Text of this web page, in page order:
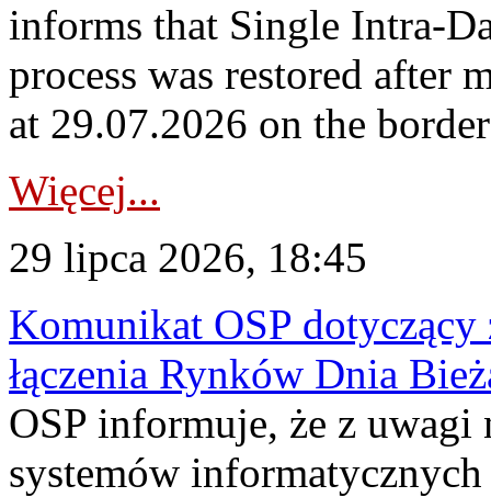
informs that Single Intra-
process was restored after
at 29.07.2026 on the
Więcej...
29 lipca 2026, 18:45
Komunikat OSP dotyczący
łączenia Rynków Dnia
OSP informuje, że z uwagi
systemów